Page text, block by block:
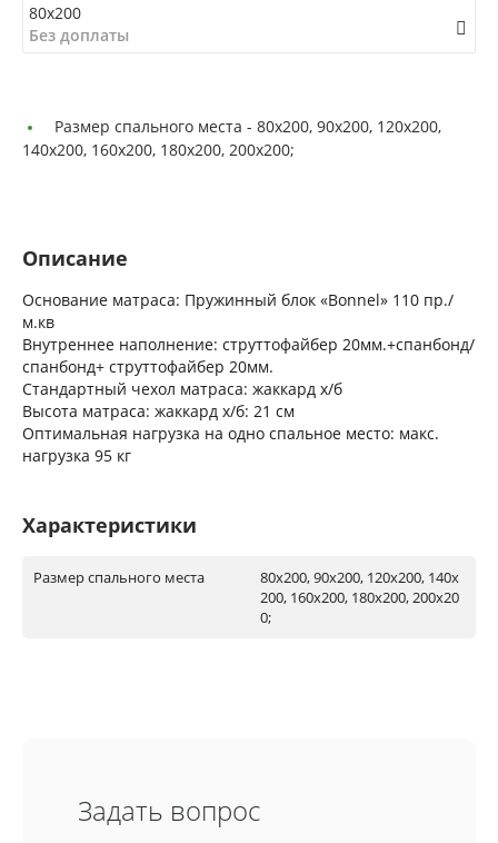
80x200
Без доплаты
Размер спального места - 80x200, 90х200, 120х200,
140х200, 160х200, 180х200, 200х200;
Описание
Основание матраса: Пружинный блок «Bonnel» 110 пр./
м.кв
Внутреннее наполнение: струттофайбер 20мм.+спанбонд/
спанбонд+ струттофайбер 20мм.
Стандартный чехол матраса: жаккард х/б
Высота матраса: жаккард х/б: 21 см
Оптимальная нагрузка на одно спальное место: макс.
нагрузка 95 кг
Характеристики
Размер спального места
80x200, 90х200, 120х200, 140х
200, 160х200, 180х200, 200х20
0;
Задать вопрос